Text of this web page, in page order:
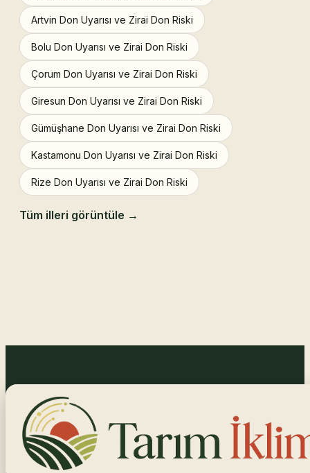
Artvin Don Uyarısı ve Zirai Don Riski
Bolu Don Uyarısı ve Zirai Don Riski
Çorum Don Uyarısı ve Zirai Don Riski
Giresun Don Uyarısı ve Zirai Don Riski
Gümüşhane Don Uyarısı ve Zirai Don Riski
Kastamonu Don Uyarısı ve Zirai Don Riski
Rize Don Uyarısı ve Zirai Don Riski
Tüm illeri görüntüle →